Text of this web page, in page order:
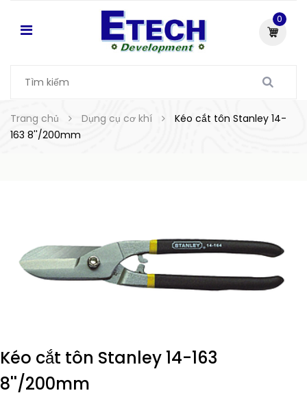
0
Trang chủ Dụng cụ cơ khí
Kéo cắt tôn Stanley 14-
163 8''/200mm
Kéo cắt tôn Stanley 14-163
8''/200mm